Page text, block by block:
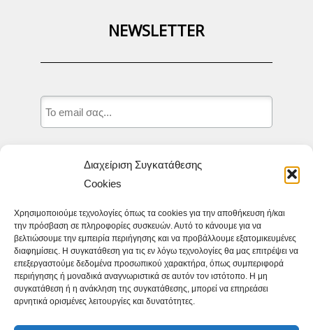
Διαχείριση Συγκατάθεσης
Cookies
Χρησιμοποιούμε τεχνολογίες όπως τα cookies για την αποθήκευση ή/και
την πρόσβαση σε πληροφορίες συσκευών. Αυτό το κάνουμε για να
βελτιώσουμε την εμπειρία περιήγησης και να προβάλλουμε εξατομικευμένες
διαφημίσεις. Η συγκατάθεση για τις εν λόγω τεχνολογίες θα μας επιτρέψει να
επεξεργαστούμε δεδομένα προσωπικού χαρακτήρα, όπως συμπεριφορά
περιήγησης ή μοναδικά αναγνωριστικά σε αυτόν τον ιστότοπο. Η μη
συγκατάθεση ή η ανάκληση της συγκατάθεσης, μπορεί να επηρεάσει
αρνητικά ορισμένες λειτουργίες και δυνατότητες.
NEWSLETTER
προκειμένου να λαμβάνω τα νέα και τις
δηλώνω ότι αποδέχομαι τουςΌρους
Χρήσης.*